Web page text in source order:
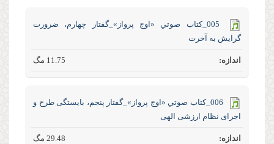
005_كتاب صوتي «اوج پرواز»_گفتار چهارم، ضرورت
گرایش به آخرت
11.75 مگ
006_كتاب صوتي «اوج پرواز»_گفتار پنجم، بایستگی طرح و
اجرای نظام ارزشی الهی
29.48 مگ